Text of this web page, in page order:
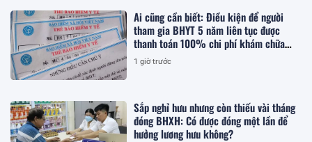
Ai cũng cần biết: Điều kiện để người
tham gia BHYT 5 năm liên tục được
thanh toán 100% chi phí khám chữa
bệnh
1 giờ trước
Sắp nghỉ hưu nhưng còn thiếu vài tháng
đóng BHXH: Có được đóng một lần để
hưởng lương hưu không?